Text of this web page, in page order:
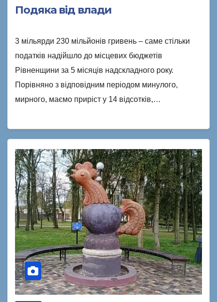
Подяка від влади
3 мільярди 230 мільйонів гривень – саме стільки
податків надійшло до місцевих бюджетів
Рівненщини за 5 місяців надскладного року.
Порівняно з відповідним періодом минулого,
мирного, маємо приріст у 14 відсотків,…